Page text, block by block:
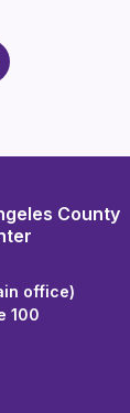
County
office)
100